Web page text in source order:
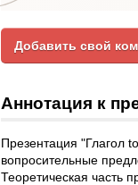
Добавить свой
Аннотация к
Презентация "Глагол
вопросительные
Теоретическая часть